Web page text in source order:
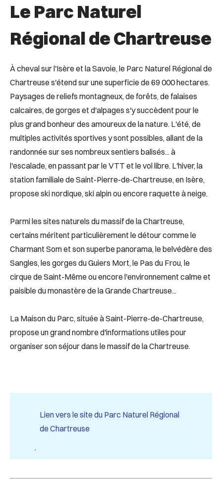
Le Parc Naturel
Régional de Chartreuse
À cheval sur l'Isère et la Savoie, le Parc Naturel Régional de
Chartreuse s'étend sur une superficie de 69 000 hectares.
Paysages de reliefs montagneux, de forêts, de falaises
calcaires, de gorges et d'alpages s'y succèdent pour le
plus grand bonheur des amoureux de la nature. L'été, de
multiples activités sportives y sont possibles, allant de la
randonnée sur ses nombreux sentiers balisés... à
l'escalade, en passant par le VTT et le vol libre. L'hiver, la
station familiale de Saint-Pierre-de-Chartreuse, en Isère,
propose ski nordique, ski alpin ou encore raquette à neige.
Parmi les sites naturels du massif de la Chartreuse,
certains méritent particulièrement le détour comme le
Charmant Som et son superbe panorama, le belvédère des
Sangles, les gorges du Guiers Mort, le Pas du Frou, le
cirque de Saint-Même ou encore l'environnement calme et
paisible du monastère de la Grande Chartreuse...
La Maison du Parc, située à Saint-Pierre-de-Chartreuse,
propose un grand nombre d'informations utiles pour
organiser son séjour dans le massif de la Chartreuse.
Lien vers le site du Parc Naturel Régional
de Chartreuse
.